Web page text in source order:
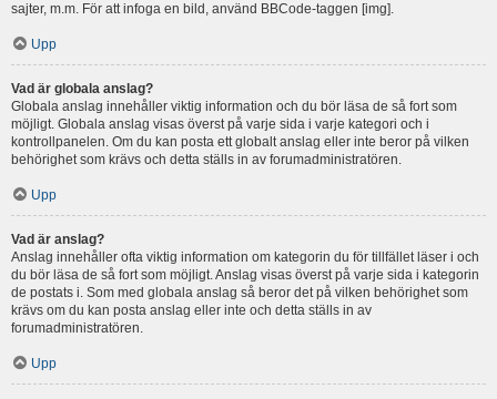
sajter, m.m. För att infoga en bild, använd BBCode-taggen [img].
Upp
Vad är globala anslag?
Globala anslag innehåller viktig information och du bör läsa de så fort som
möjligt. Globala anslag visas överst på varje sida i varje kategori och i
kontrollpanelen. Om du kan posta ett globalt anslag eller inte beror på vilken
behörighet som krävs och detta ställs in av forumadministratören.
Upp
Vad är anslag?
Anslag innehåller ofta viktig information om kategorin du för tillfället läser i och
du bör läsa de så fort som möjligt. Anslag visas överst på varje sida i kategorin
de postats i. Som med globala anslag så beror det på vilken behörighet som
krävs om du kan posta anslag eller inte och detta ställs in av
forumadministratören.
Upp